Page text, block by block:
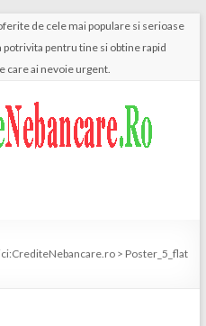
de cele mai populare si serioase
pentru tine si obtine rapid
care ai nevoie urgent.
CrediteNebancare.ro > Poster_5_flat